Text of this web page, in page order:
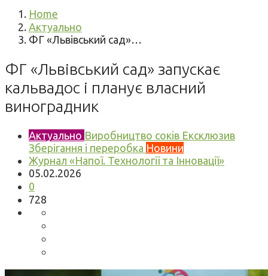
Home
Актуально
ФГ «Львівський сад»…
ФГ «Львівський сад» запускає
кальвадос і планує власний
виноградник
Актуально Виробництво соків Ексклюзив
Зберігання і переробка Новини
Журнал «Напої. Технології та Інновації»
05.02.2026
0
728